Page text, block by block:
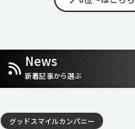
News
新着記事から選ぶ
グッドスマイルカンパニー